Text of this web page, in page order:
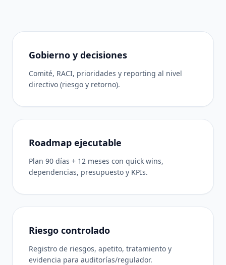
Gobierno y decisiones
Comité, RACI, prioridades y reporting al nivel
directivo (riesgo y retorno).
Roadmap ejecutable
Plan 90 días + 12 meses con quick wins,
dependencias, presupuesto y KPIs.
Riesgo controlado
Registro de riesgos, apetito, tratamiento y
evidencia para auditorías/regulador.